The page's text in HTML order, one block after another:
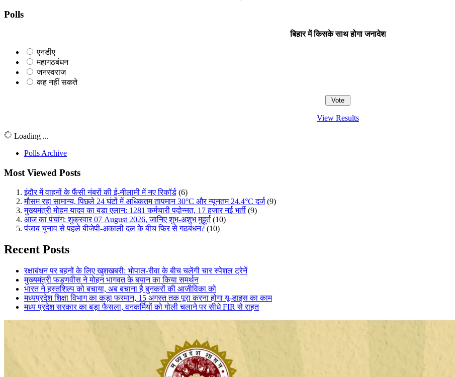
Polls
बिहार में किसके साथ होगा जनादेश
एनडीए
महागठबंधन
जनस्वराज
कह नहीं सकते
View Results
Loading ...
Polls Archive
Most Viewed Posts
इंदौर में वाहनों के फैंसी नंबरों की ई-नीलामी में नए रिकॉर्ड (6)
मौसम रहा सामान्य, पिछले 24 घंटों में अधिकतम तापमान 30°C और न्यूनतम 24.4°C दर्ज (9)
मुख्यमंत्री मोहन यादव का बड़ा एलान: 1281 कर्मचारी पदोन्नत, 17 हजार नई भर्ती (9)
आज का पंचांग: शुक्रवार 07 August 2026, जानिए शुभ-अशुभ मुहूर्त (10)
पंजाब चुनाव से पहले बीजेपी-अकाली दल के बीच फिर से गठबंधन? (10)
Recent Posts
रक्षाबंधन पर बहनों के लिए खुशखबरी: भोपाल-रीवा के बीच चलेंगी चार स्पेशल ट्रेनें
मुख्यमंत्री फडणवीस ने मोहन भागवत के बयान का किया समर्थन
भारत ने हस्तशिल्प को बचाया, अब बचाना है बुनकरों की आजीविका को
मध्यप्रदेश शिक्षा विभाग का कड़ा फरमान, 15 अगस्त तक पूरा करना होगा यू-डाइस का काम
मध्य प्रदेश सरकार का बड़ा फैसला, वनकर्मियों को गोली चलाने पर सीधे FIR से राहत